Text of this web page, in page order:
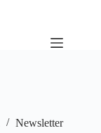
Newsletter